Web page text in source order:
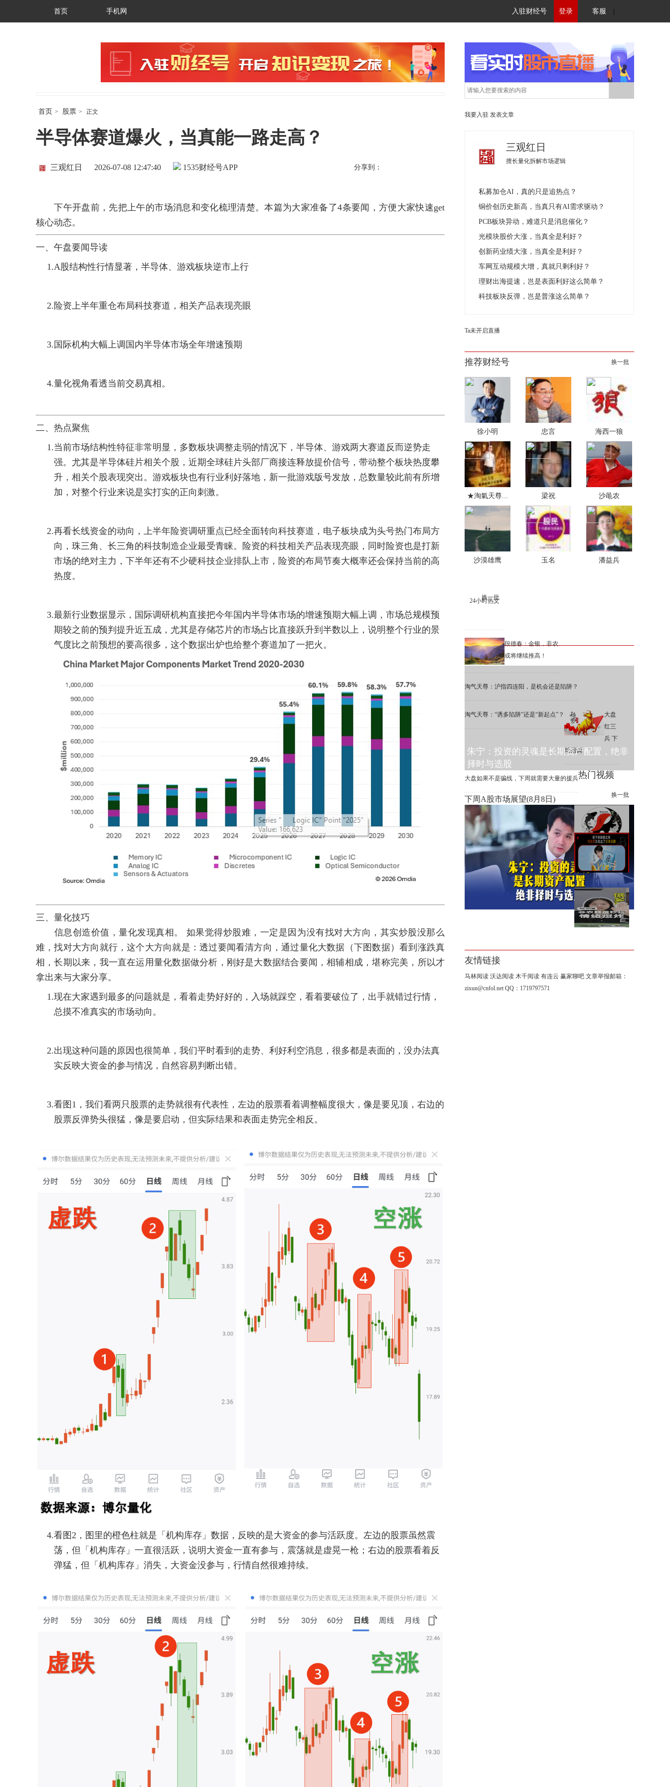
首页 手机网 入驻财经号 登录 客服
首页 > 股票 > 正文
半导体赛道爆火，当真能一路走高？
财经号APP
三观红日 2026-07-08 12:47:40 1535 分享到：
下午开盘前，先把上午的市场消息和变化梳理清楚。本篇为大家准备了4条要闻，方便大家快速get
核心动态。
一、午盘要闻导读
1.A股结构性行情显著，半导体、游戏板块逆市上行
2. 险资上半年重仓布局科技赛道，相关产品表现亮眼
3. 国际机构大幅上调国内半导体市场全年增速预期
4.量化视角看透当前交易真相。
二、热点聚焦
1.当前市场结构性特征非常明显，多数板块调整走弱的情况下，半导体、游戏两大赛道反而逆势走
强。尤其是半导体硅片相关个股，近期全球硅片头部厂商接连释放提价信号，带动整个板块热度攀
升，相关个股表现突出。游戏板块也有行业利好落地，新一批游戏版号发放，总数量较此前有所增
加，对整个行业来说是实打实的正向刺激。
2.再看长线资金的动向，上半年险资调研重点已经全面转向科技赛道，电子板块成为头号热门布局方
向，珠三角、长三角的科技制造企业最受青睐。险资的科技相关产品表现亮眼，同时险资也是打新
市场的绝对主力，下半年还有不少硬科技企业排队上市，险资的布局节奏大概率还会保持当前的高
热度。
3.最新行业数据显示，国际调研机构直接把今年国内半导体市场的增速预期大幅上调，市场总规模预
期较之前的预判提升近五成，尤其是存储芯片的市场占比直接跃升到半数以上，说明整个行业的景
气度比之前预想的要高很多，这个数据出炉也给整个赛道加了一把火。
三、量化技巧
信息创造价值，量化发现真相。 如果觉得炒股难，一定是因为没有找对大方向，其实炒股没那么
难，找对大方向就行，这个大方向就是：透过要闻看清方向，通过量化大数据（下图数据）看到涨跌真
相，长期以来，我一直在运用量化数据做分析，刚好是大数据结合要闻，相辅相成，堪称完美，所以才
拿出来与大家分享。
1.现在大家遇到最多的问题就是，看着走势好好的，入场就踩空，看着要破位了，出手就错过行情，
总摸不准真实的市场动向。
2.出现这种问题的原因也很简单，我们平时看到的走势、利好利空消息，很多都是表面的，没办法真
实反映大资金的参与情况，自然容易判断出错。
3.看图1，我们看两只股票的走势就很有代表性，左边的股票看着调整幅度很大，像是要见顶，右边的
股票反弹势头很猛，像是要启动，但实际结果和表面走势完全相反。
4.看图2，图里的橙色柱就是「机构库存」数据，反映的是大资金的参与活跃度。左边的股票虽然震
荡，但「机构库存」一直很活跃，说明大资金一直有参与，震荡就是虚晃一枪；右边的股票看着反
弹猛，但「机构库存」消失，大资金没参与，行情自然很难持续。
我要入驻 发表文章
三观红日
擅长量化拆解市场逻辑
私募加仓AI，真的只是追热点？
铜价创历史新高，当真只有AI需求驱动？
PCB板块异动，难道只是消息催化？
光模块股价大涨，当真全是利好？
创新药业绩大涨，当真全是利好？
车网互动规模大增，真就只剩利好？
理财出海提速，岂是表面利好这么简单？
科技板块反弹，岂是普涨这么简单？
Ta未开启直播
推荐财经号 换一批
徐小明 忠言 海西一狼
★淘氣天尊... 梁祝 沙黾农
沙漠雄鹰 玉名 潘益兵
24小时热文
换一批
段德春：金银，非农
或将继续推高！
淘气天尊：沪指四连阳，是机会还是陷阱？
淘气天尊：“诱多陷阱”还是“新起点”？
大盘
红三
兵 下
周回调
大盘如果不是骗线，下周就需要大量的援兵热门视频
换一批
朱宁：投资的灵魂是长期资产配置，绝非
择时与选股
下周A股市场展望(8月8日)
签下张凌赫之后 可比克又亮出
了三张王牌
【南篱】非农崩盘黄金爆炸
友情链接
马林阅读 沃达阅读 木千阅读 有连云 赢家聊吧 文章举报邮箱：
zixun@cnfol.net QQ：1719797571